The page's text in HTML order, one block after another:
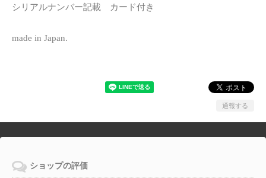
シリアルナンバー記載 カード付き
made in Japan.
通報する
ショップの評価